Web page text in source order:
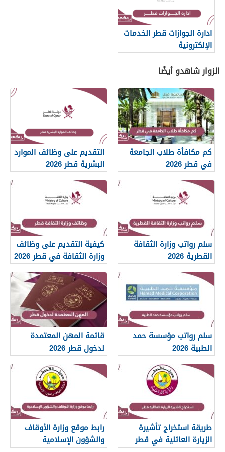
ادارة الجوازات قطر الخدمات
الإلكترونية
الزوار شاهدو أيضًا
كم مكافأة طلاب الجامعة
في قطر 2026
التقديم على وظائف الموارد
البشرية قطر 2026
سلم رواتب وزارة الثقافة
القطرية 2026
كيفية التقديم على وظائف
وزارة الثقافة في قطر 2026
سلم رواتب مؤسسة حمد
الطبية 2026
قائمة المهن المعتمدة
لدخول قطر 2026
طريقة استخراج تأشيرة
الزيارة العائلية في قطر
رابط موقع وزارة الأوقاف
والشؤون الإسلامية